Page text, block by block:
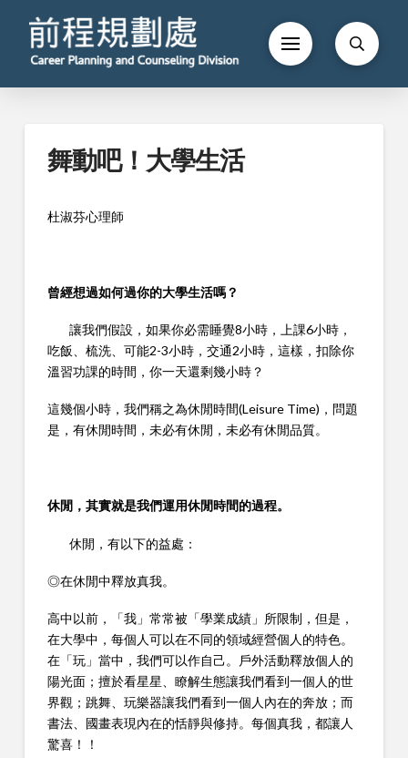
舞動吧！大學生活
杜淑芬心理師
曾經想過如何過你的大學生活嗎？
讓我們假設，如果你必需睡覺8小時，上課6小時，
吃飯、梳洗、可能2-3小時，交通2小時，這樣，扣除你
溫習功課的時間，你一天還剩幾小時？
這幾個小時，我們稱之為休閒時間(Leisure Time)，問題
是，有休閒時間，未必有休閒，未必有休閒品質。
休閒，其實就是我們運用休閒時間的過程。
休閒，有以下的益處：
◎在休閒中釋放真我。
高中以前，「我」常常被「學業成績」所限制，但是，
在大學中，每個人可以在不同的領域經營個人的特色。
在「玩」當中，我們可以作自己。戶外活動釋放個人的
陽光面；擅於看星星、瞭解生態讓我們看到一個人的世
界觀；跳舞、玩樂器讓我們看到一個人內在的奔放；而
書法、國畫表現內在的恬靜與修持。每個真我，都讓人
驚喜！！